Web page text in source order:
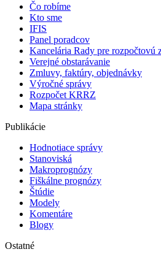
Čo robíme
Kto sme
IFIS
Panel poradcov
Kancelária Rady pre rozpočtovú
Verejné obstarávanie
Zmluvy, faktúry, objednávky
Výročné správy
Rozpočet KRRZ
Mapa stránky
Publikácie
Hodnotiace správy
Stanoviská
Makroprognózy
Fiškálne prognózy
Štúdie
Modely
Komentáre
Blogy
Ostatné